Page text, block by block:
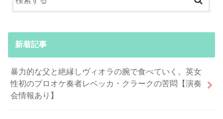
新着記事
暴力的な父と絶縁しヴィオラの腕で食べていく。英女
性初のプロオケ奏者レベッカ・クラークの苦悶【演奏
会情報あり】